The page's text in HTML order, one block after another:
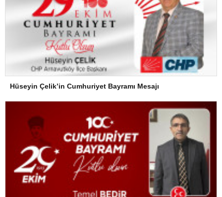
Hüseyin Çelik’in Cumhuriyet Bayramı Mesajı